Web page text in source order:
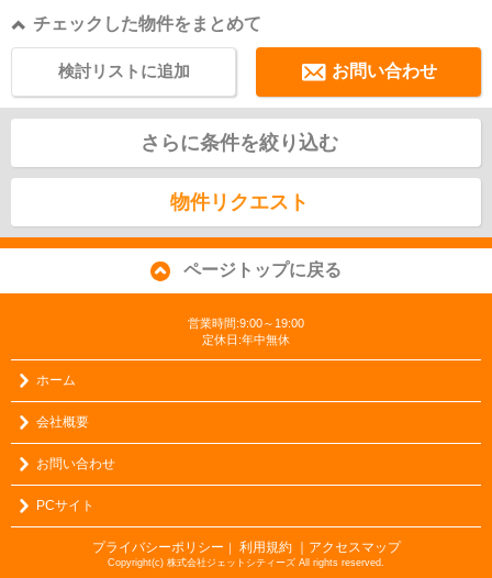
チェックした物件をまとめて
お問い合わせ
検討リストに追加
さらに条件を絞り込む
物件リクエスト
ページトップに戻る
営業時間:9:00～19:00
定休日:年中無休
ホーム
会社概要
お問い合わせ
PCサイト
プライバシーポリシー ｜ 利用規約 ｜アクセスマップ
Copyright(c) 株式会社ジェットシティーズ All rights reserved.